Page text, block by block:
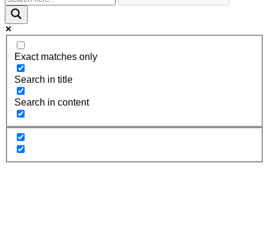
Exact matches only
Search in title
Search in content